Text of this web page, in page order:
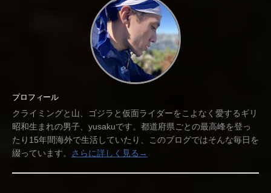
プロフィール
クライミングと山、ゴジラと仮面ライダーをこよなく愛するギリ
昭和生まれの男子、yusakuです。都道府県ごとの最高峰を登っ
たり15年間海外で生活していたり、このブログではそんな毎日を
綴っています。
さらに詳しく見る→